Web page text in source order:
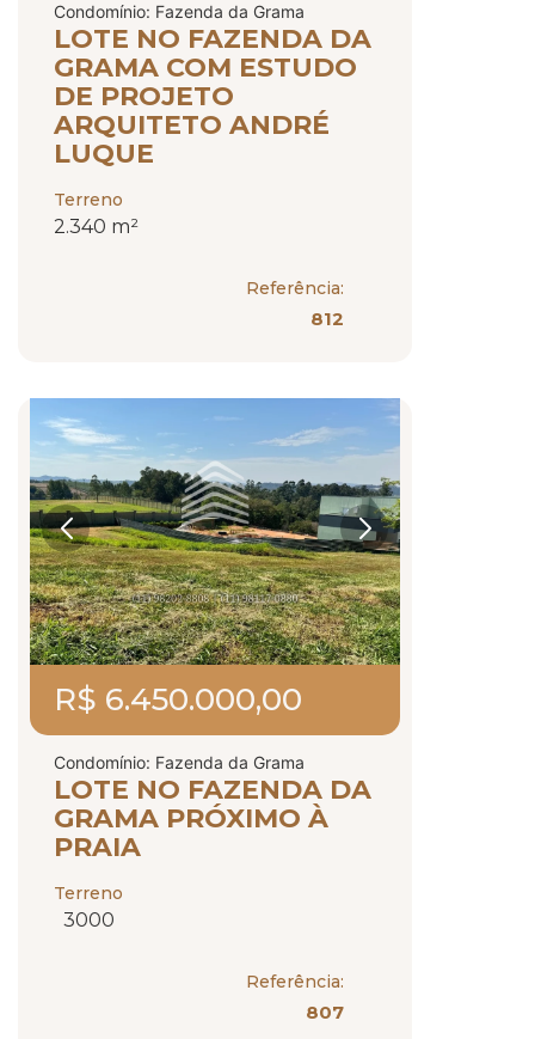
Condomínio: Fazenda da Grama
LOTE NO FAZENDA DA
GRAMA COM ESTUDO
DE PROJETO
ARQUITETO ANDRÉ
LUQUE
Terreno
2.340 m²
Referência:
812
R$ 6.450.000,00
Condomínio: Fazenda da Grama
LOTE NO FAZENDA DA
GRAMA PRÓXIMO À
PRAIA
Terreno
3000
Referência:
807